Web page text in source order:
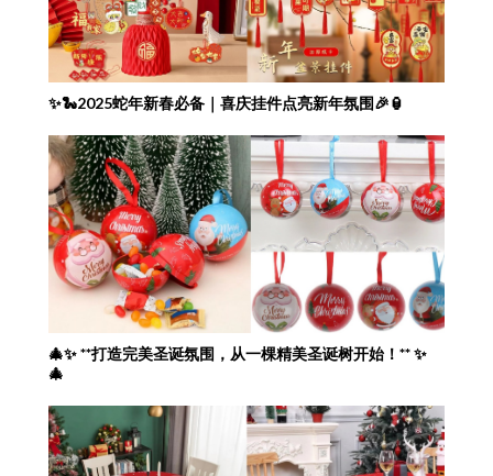
✨🐍2025蛇年新春必备｜喜庆挂件点亮新年氛围🎉🏮
🎄✨ **打造完美圣诞氛围，从一棵精美圣诞树开始！** ✨
🎄